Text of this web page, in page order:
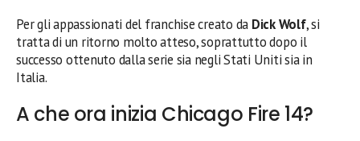
Per gli appassionati del franchise creato da Dick Wolf, si
tratta di un ritorno molto atteso, soprattutto dopo il
successo ottenuto dalla serie sia negli Stati Uniti sia in
Italia.
A che ora inizia Chicago Fire 14?